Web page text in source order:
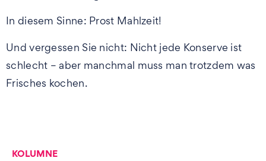
In diesem Sinne: Prost Mahlzeit!
Und vergessen Sie nicht: Nicht jede Konserve ist
schlecht – aber manchmal muss man trotzdem was
Frisches kochen.
KOLUMNE